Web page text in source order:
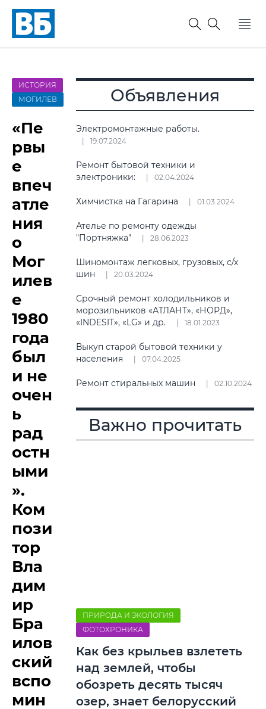
ИСТОРИЯ
МОГИЛЕВ
«Пе
рвы
е
впеч
атле
ния
о
Мог
илев
е
1980
года
был
и не
очен
ь
рад
остн
ыми
».
Ком
пози
тор
Вла
дим
ир
Бра
илов
ский
вспо
мин
Объявления
Электромонтажные работы.
19.07.2024
Ремонт бытовой техники и
электроники:
02.04.2024
Химчистка на Гагарина 01.03.2024
Ателье по ремонту одежды
"Портняжка"
28.06.2023
Шиномонтаж легковых, грузовых, с/х
шин
20.03.2024
Срочный ремонт холодильников и
морозильников «АТЛАНТ», «НОРД»,
«INDESIT», «LG» и др.
18.01.2023
Выкуп старой бытовой техники у
населения
07.04.2025
Ремонт стиральных машин 02.10.2024
Важно прочитать
ПРИРОДА И ЭКОЛОГИЯ
ФОТОХРОНИКА
Как без крыльев взлететь
над землей, чтобы
обозреть десять тысяч
озер, знает белорусский